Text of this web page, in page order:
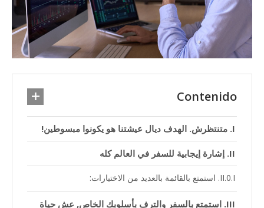
Contenido
متنتظرش. الهدف ديال عيشتنا هو يكونوا مبسوطين!
إشارة إيجابية للسفر في العالم كله
استمتع بالقائمة بالعديد من الاختيارات:
استمتع بالسفر والترف بأسلوبك الخاص, عش حياة